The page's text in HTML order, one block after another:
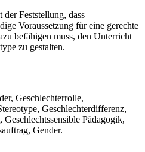
Feststellung, dass
Voraussetzung für eine gerechte
befähigen muss, den Unterricht
zu gestalten.
Geschlechterrolle,
Geschlechterdifferenz,
Pädagogik,
Gender.